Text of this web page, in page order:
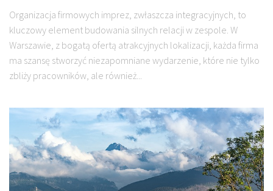
Organizacja firmowych imprez, zwłaszcza integracyjnych, to
kluczowy element budowania silnych relacji w zespole. W
Warszawie, z bogatą ofertą atrakcyjnych lokalizacji, każda firma
ma szansę stworzyć niezapomniane wydarzenie, które nie tylko
zbliży pracowników, ale również...